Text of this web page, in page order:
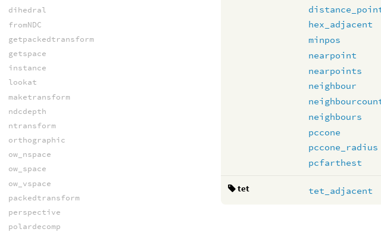
hex_adjacent
minpos
nearpoint
nearpoints
neighbour
neighbours
pccone
pccone_radius
pcfarthest
tet tet_adjacent
dihedral
fromNDC
getpackedtransform
getspace
instance
lookat
maketransform
ndcdepth
ntransform
orthographic
ow_nspace
ow_space
ow_vspace
packedtransform
perspective
polardecomp